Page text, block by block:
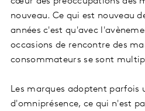
nouveau. Ce qui est nouveau
années c'est qu'avec
occasions de rencontre des
consommateurs se sont
Les marques adoptent parfois
d'omniprésence, ce qui n'est